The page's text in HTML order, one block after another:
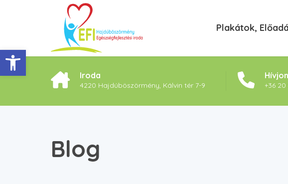
Eszköztár megnyitása
Plakátok,
Iroda
4220 Hajdúböszörmény, Kálvin tér 7-9 +36
Blog